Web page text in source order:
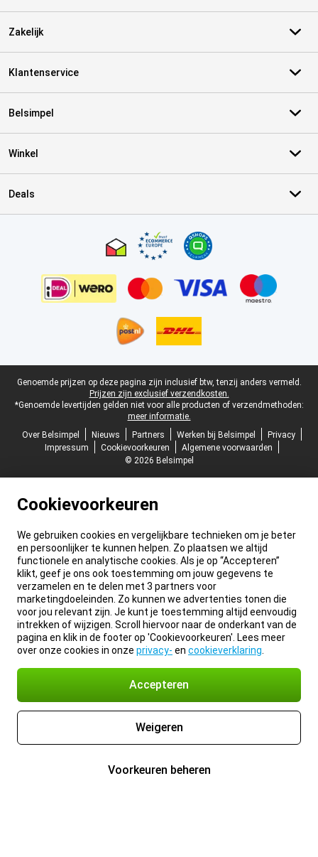
Zakelijk
Klantenservice
Belsimpel
Winkel
Deals
Juridische voettekst
Genoemde prijzen op deze pagina zijn inclusief btw, tenzij anders vermeld.
Prijzen zijn exclusief verzendkosten.
*Genoemde levertijden gelden niet voor alle producten of verzendmethoden:
meer informatie.
Over Belsimpel
Nieuws Partners Werken bij Belsimpel
Privacy
Impressum
Cookievoorkeuren
Algemene voorwaarden
© 2026 Belsimpel
Cookievoorkeuren
We gebruiken cookies en vergelijkbare technieken om je beter
en persoonlijker te kunnen helpen. Zo plaatsen we altijd
functionele en analytische cookies. Als je op “Accepteren”
klikt, geef je ons ook toestemming om jouw gegevens te
verzamelen en te delen met 3 partners voor
marketingdoeleinden. Zo kunnen we advertenties tonen die
voor jou relevant zijn. Je kunt je toestemming altijd eenvoudig
intrekken of wijzigen. Scroll hiervoor naar de onderkant van de
pagina en klik in de footer op 'Cookievoorkeuren'. Lees meer
over onze cookies in onze privacy- en cookieverklaring
Accepteren
Weigeren
Voorkeuren beheren